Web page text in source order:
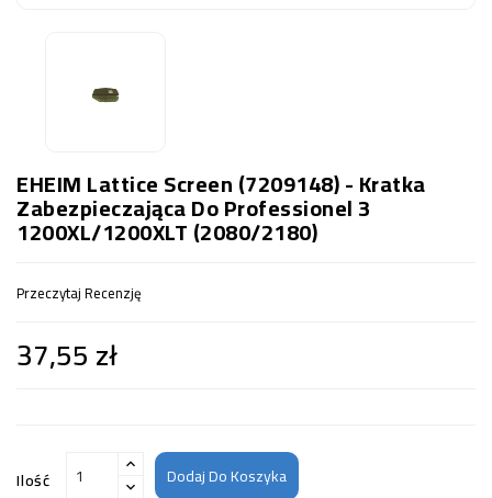
EHEIM Lattice Screen (7209148) - Kratka
Zabezpieczająca Do Professionel 3
1200XL/1200XLT (2080/2180)
Przeczytaj Recenzję
37,55 zł
Ilość Dodaj Do Koszyka